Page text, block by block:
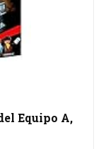
Equipo A,